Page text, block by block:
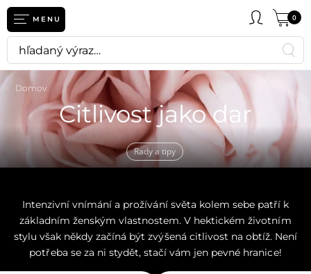
MENU 0
Domov
Citlivost jako dar
Rady a tipy
Intenzivní vnímání a prožívání světa kolem sebe patří k
základním ženským vlastnostem. V hektickém životním
stylu však někdy začíná být zvýšená citlivost na obtíž. Není
potřeba se za ni stydět, stačí vám jen pevné hranice!